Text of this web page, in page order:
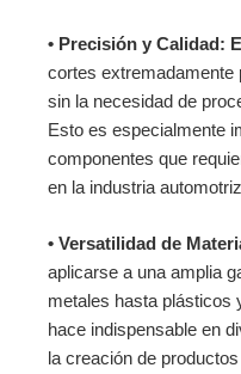
• Precisión y Calidad: E
cortes
sin la necesidad de
Esto es especialmente
componentes que
en la industria
• Versatilidad de
aplicarse a una amplia
metales hasta plásticos
hace indispensable en
la creación de